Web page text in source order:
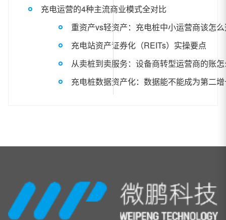
充电运营的4种主流商业模式全对比
重资产vs轻资产：充电桩中小运营商该怎
充电站资产证券化（REITs）实操要点
从卖桩到卖服务：设备商转型运营商的账
充电桩数据资产化：数据能不能成为第二